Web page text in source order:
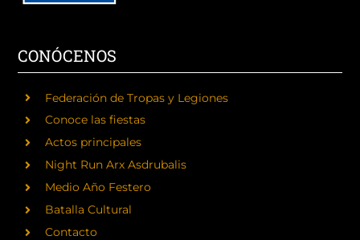
CONÓCENOS
Federación de Tropas y Legiones
Conoce las fiestas
Actos principales
Night Run Arx Asdrubalis
Medio Año Festero
Batalla Cultural
Contacto